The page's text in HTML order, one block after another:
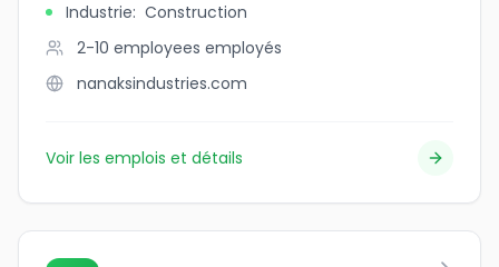
Industrie: Construction
2-10 employees employés
nanaksindustries.com
Voir les emplois et détails